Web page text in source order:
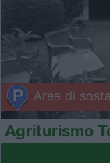
Area di
Agriturismo